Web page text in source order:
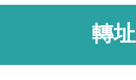
轉